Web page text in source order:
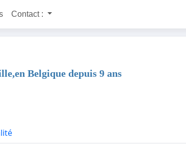
Contact :
Belgique depuis 9 ans